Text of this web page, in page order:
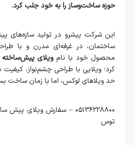
ساخت‌وساز را به خود جلب کرد.
شرکت پیشرو در تولید سازه‌های پیش‌ساخته
در غرفه‌ای مدرن و با طراحی خاص،
خود با نامویلای پیش‌ساخته ۶۰ متری لوکس
ویلایی با طراحی چشم‌نواز، کیفیت ساخت بالا
لوکس، اما با زمان ساخت بسیار کوتاه
۰۵۱۳۶۲۲۸۸۰۰ – سفارش ویلای پیش ساخته به